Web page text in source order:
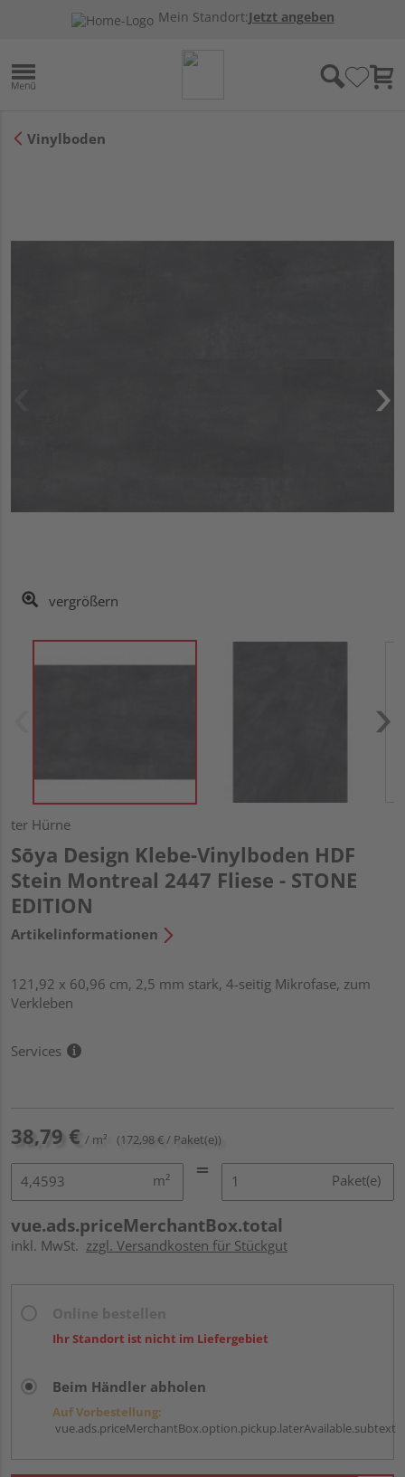
Mein Standort:Jetzt angeben
Vinylboden
vergrößern
ter Hürne
Sōya Design Klebe-Vinylboden HDF
Stein Montreal 2447 Fliese - STONE
EDITION
Artikelinformationen
121,92 x 60,96 cm, 2,5 mm stark, 4-seitig Mikrofase, zum
Verkleben
Services
38,79 € / m² (172,98 € / Paket(e))
m² Paket(e)
vue.ads.priceMerchantBox.total
inkl. MwSt. zzgl. Versandkosten für Stückgut
Ihr Standort ist nicht im Liefergebiet
Beim Händler abholen
Auf Vorbestellung:
vue.ads.priceMerchantBox.option.pickup.laterAvailable.subtext